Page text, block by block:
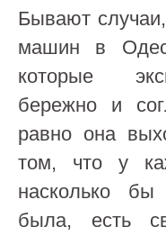
Бывают
машин в
которые
бережно и
равно она
том, что у
насколько бы
была, есть